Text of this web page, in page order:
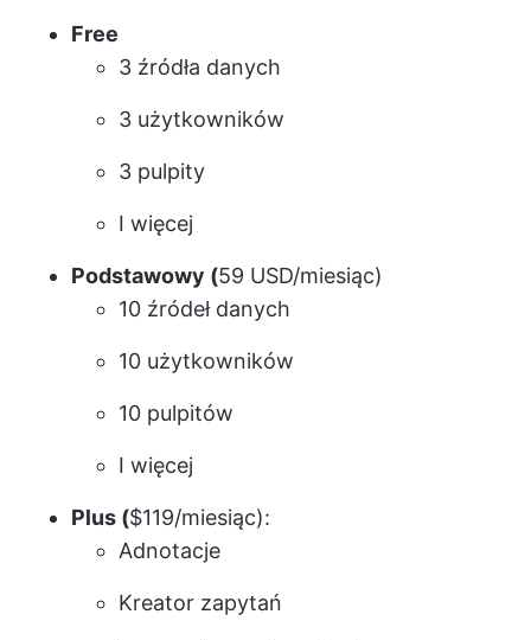
Free
3 źródła danych
3 użytkowników
3 pulpity
I więcej
Podstawowy (59 USD/miesiąc)
10 źródeł danych
10 użytkowników
10 pulpitów
I więcej
Plus ($119/miesiąc):
Adnotacje
Kreator zapytań